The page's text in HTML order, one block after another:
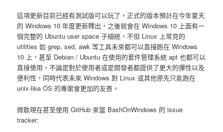
這項更新目前已經有測試版可以玩了，正式的版本預計在今年夏天
的 Windows 10 年度更新釋出，之後就會在 Windows 10 上面有一
個完整的 Ubuntu user space 子細統，不但 Linux 上常見的
utilities 如 grep, sed, awk 等工具未來都可以直接跑在 Windows
10 上，甚至 Debian / Ubuntu 在使用的套件管理系統 apt 也都可以
直接使用，不論是對於使用者或是開發者都提供了更大的彈性以及
便利性，同時代表未來 Windows 對 Linux 或其他原先只能跑在
unix-like OS 的專案會更加的友善。
微軟現在甚至使用 GitHub 來當 BashOnWindows 的 issue
tracker: